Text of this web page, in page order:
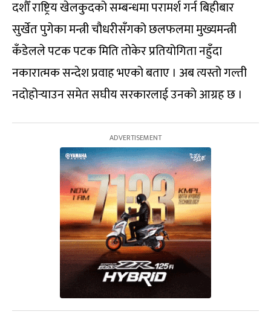
दशौँ राष्ट्रिय खेलकुदको सम्बन्धमा परामर्श गर्न बिहीबार
सुर्खेत पुगेका मन्त्री चौधरीसँगको छलफलमा मुख्यमन्त्री
कँडेलले पटक पटक मिति तोकेर प्रतियोगिता नहुँदा
नकारात्मक सन्देश प्रवाह भएको बताए । अब त्यस्तो गल्ती
नदोहोर्‍याउन समेत सघीय सरकारलाई उनको आग्रह छ ।